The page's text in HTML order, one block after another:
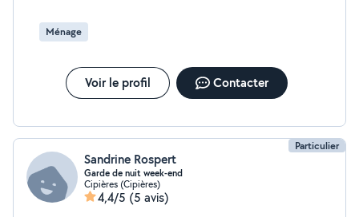
Ménage
Voir le profil Contacter
Particulier
Sandrine Rospert
Garde de nuit week-end
Cipières (Cipières)
4,4/5 (5 avis)